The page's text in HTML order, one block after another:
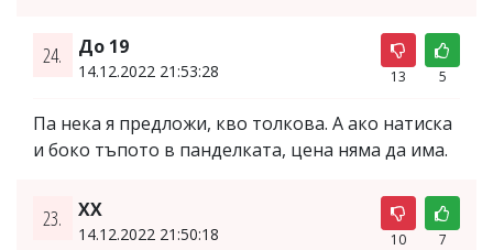
24. До 19
14.12.2022 21:53:28 13 5
Па нека я предложи, кво толкова. А ако натиска
и боко тъпото в панделката, цена няма да има.
23. XX
14.12.2022 21:50:18 10 7